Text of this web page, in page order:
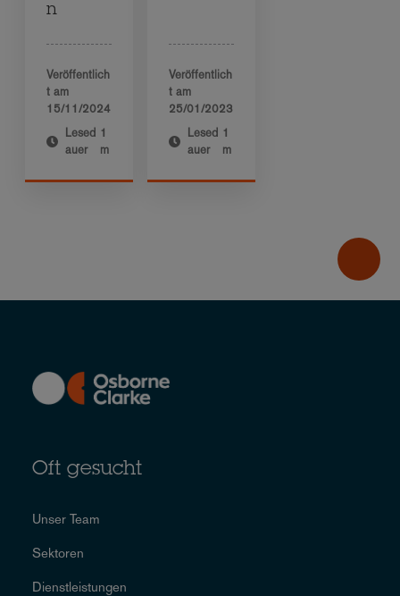
n
Veröffentlich
t am
15/11/2024
Lesed
auer
1
m
Veröffentlich
t am
25/01/2023
Lesed
auer
1
m
Oft gesucht
Unser Team
Sektoren
Dienstleistungen